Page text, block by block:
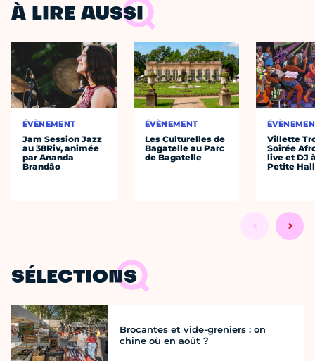
À LIRE AUSSI
ÉVÈNEMENT
Jam Session Jazz
au 38Riv, animée
par Ananda
Brandão
ÉVÈNEMENT
Les Culturelles de
Bagatelle au Parc
de Bagatelle
Villette
Soirée
live et DJ
Petite
SÉLECTIONS
Brocantes et vide-greniers : on
chine où en août ?